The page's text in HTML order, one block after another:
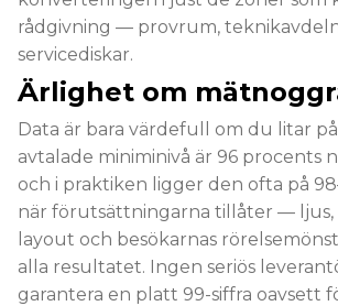
rådgivning — provrum,
servicediskar.
Ärlighet om
Data är bara värdefull om du litar
avtalade miniminivå är 96 procents
och i praktiken ligger den ofta på
när förutsättningarna tillåter — ljus,
layout och besökarnas
alla resultatet. Ingen seriös
garantera en platt 99-siffra oavsett